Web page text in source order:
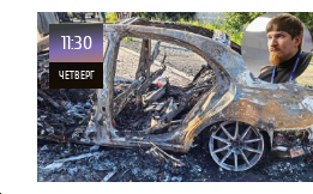
11:30
ЧЕТВЕРГ
0
7